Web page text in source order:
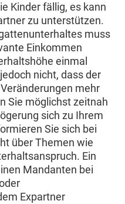
Kinder fällig, es kann
zu unterstützen.
muss
Einkommen
einmal
nicht, dass der
mehr
Sie möglichst zeitnah
sich zu Ihrem
Sie sich bei
über Themen wie
Ein
Mandanten bei
Expartner